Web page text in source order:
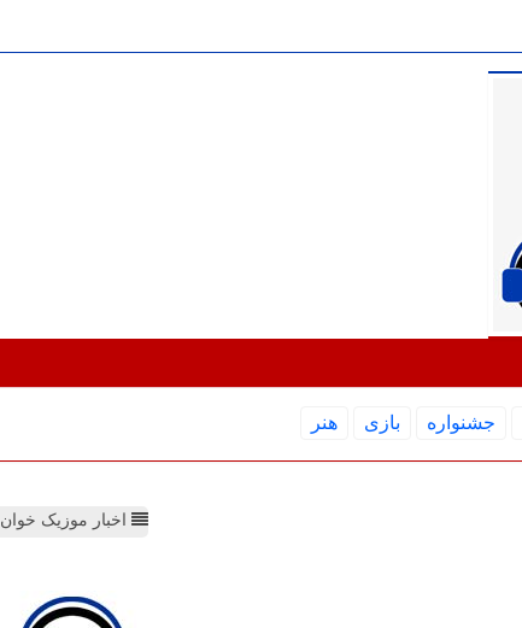
جشنواره بازی هنر
اخبار موزیک خوان